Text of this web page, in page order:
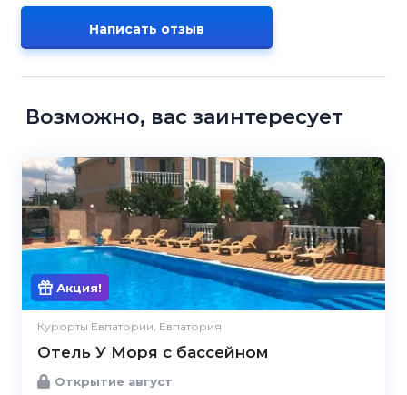
Написать отзыв
Возможно, вас заинтересует
Акция!
Курорты Евпатории, Евпатория
Отель У Моря с бассейном
Открытие август